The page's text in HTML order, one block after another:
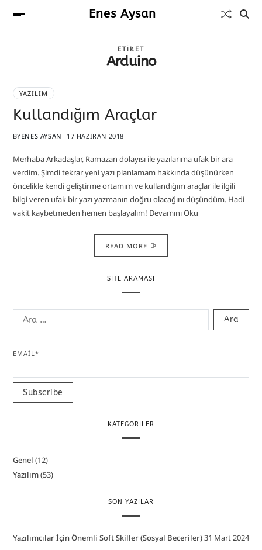
Enes Aysan
ETIKET
Arduino
YAZILIM
Kullandığım Araçlar
BYENES AYSAN 17 HAZIRAN 2018
Merhaba Arkadaşlar, Ramazan dolayısı ile yazılarıma ufak bir ara
verdim. Şimdi tekrar yeni yazı planlamam hakkında düşünürken
öncelikle kendi geliştirme ortamım ve kullandığım araçlar ile ilgili
bilgi veren ufak bir yazı yazmanın doğru olacağını düşündüm. Hadi
vakit kaybetmeden hemen başlayalım! Devamını Oku
READ MORE
SITE ARAMASI
EMAIL*
KATEGORILER
Genel (12)
Yazılım(53)
SON YAZILAR
Yazılımcılar İçin Önemli Soft Skiller (Sosyal Beceriler)31 Mart 2024